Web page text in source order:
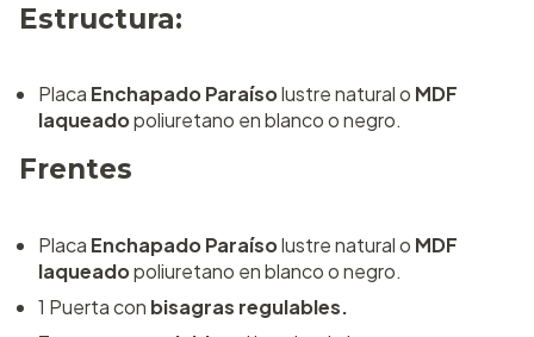
Estructura:
Placa Enchapado Paraísolustre natural o MDF
laqueadopoliuretano en blanco o negro.
Frentes
Placa Enchapado Paraísolustre natural o MDF
laqueadopoliuretano en blanco o negro.
1 Puerta con bisagras regulables.